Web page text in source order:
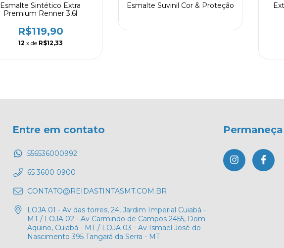
Esmalte Sintético Extra
Premium Renner 3,6l
R$119,90
12 x de R$12,33
Esmalte Suvinil Cor & Proteção
Entre em contato
556536000992
65 3600 0900
CONTATO@REIDASTINTASMT.COM.BR
LOJA 01 - Av das torres, 24, Jardim Imperial Cuiabá -
MT / LOJA 02 - Av Carmindo de Campos 2455, Dom
Aquino, Cuiabá - MT / LOJA 03 - Av Ismael José do
Nascimento 395 Tangará da Serra - MT